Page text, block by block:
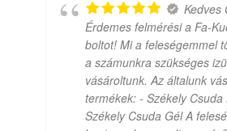
Kedves
Érdemes felmérési a Fa-
boltot! Mi a feleségemmel
a számunkra szükséges
vásároltunk. Az általunk
termékek: - Székely Csuda
Székely Csuda Gél A